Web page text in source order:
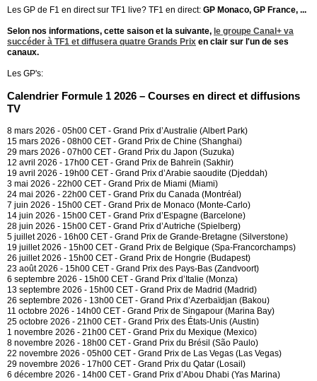
Les GP de F1 en direct sur TF1 live? TF1 en direct: GP Monaco, GP France, ...
Selon nos informations, cette saison et la suivante, le groupe Canal+ va
succéder à TF1 et diffusera quatre Grands Prix en clair sur l'un de ses
canaux.
Les GP's:
Calendrier Formule 1 2026 – Courses en direct et diffusions
TV
8 mars 2026 - 05h00 CET - Grand Prix d’Australie (Albert Park)
15 mars 2026 - 08h00 CET - Grand Prix de Chine (Shanghai)
29 mars 2026 - 07h00 CET - Grand Prix du Japon (Suzuka)
12 avril 2026 - 17h00 CET - Grand Prix de Bahreïn (Sakhir)
19 avril 2026 - 19h00 CET - Grand Prix d’Arabie saoudite (Djeddah)
3 mai 2026 - 22h00 CET - Grand Prix de Miami (Miami)
24 mai 2026 - 22h00 CET - Grand Prix du Canada (Montréal)
7 juin 2026 - 15h00 CET - Grand Prix de Monaco (Monte-Carlo)
14 juin 2026 - 15h00 CET - Grand Prix d’Espagne (Barcelone)
28 juin 2026 - 15h00 CET - Grand Prix d’Autriche (Spielberg)
5 juillet 2026 - 16h00 CET - Grand Prix de Grande-Bretagne (Silverstone)
19 juillet 2026 - 15h00 CET - Grand Prix de Belgique (Spa-Francorchamps)
26 juillet 2026 - 15h00 CET - Grand Prix de Hongrie (Budapest)
23 août 2026 - 15h00 CET - Grand Prix des Pays-Bas (Zandvoort)
6 septembre 2026 - 15h00 CET - Grand Prix d’Italie (Monza)
13 septembre 2026 - 15h00 CET - Grand Prix de Madrid (Madrid)
26 septembre 2026 - 13h00 CET - Grand Prix d’Azerbaïdjan (Bakou)
11 octobre 2026 - 14h00 CET - Grand Prix de Singapour (Marina Bay)
25 octobre 2026 - 21h00 CET - Grand Prix des États-Unis (Austin)
1 novembre 2026 - 21h00 CET - Grand Prix du Mexique (Mexico)
8 novembre 2026 - 18h00 CET - Grand Prix du Brésil (São Paulo)
22 novembre 2026 - 05h00 CET - Grand Prix de Las Vegas (Las Vegas)
29 novembre 2026 - 17h00 CET - Grand Prix du Qatar (Losail)
6 décembre 2026 - 14h00 CET - Grand Prix d’Abou Dhabi (Yas Marina)